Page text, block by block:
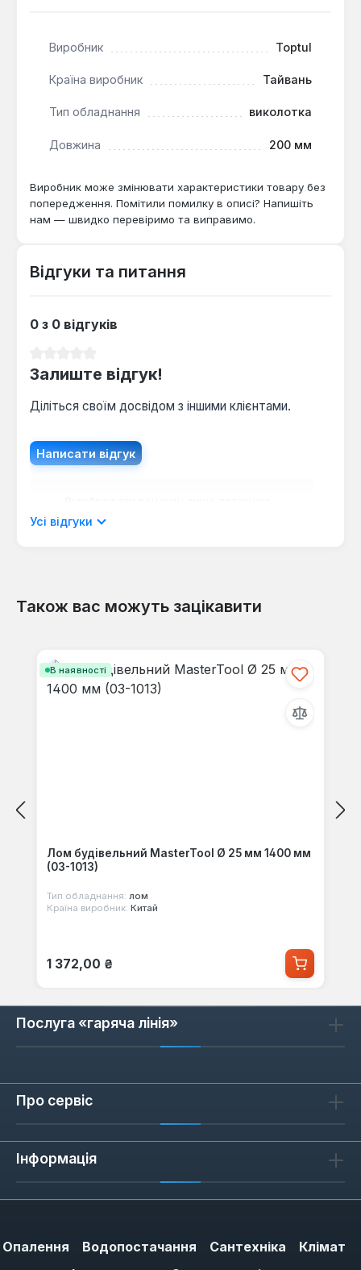
Виробник Toptul
Країна виробник Тайвань
Тип обладнання виколотка
Довжина 200 мм
Виробник може змінювати характеристики товару без
попередження. Помітили помилку в описі? Напишіть
нам — швидко перевіримо та виправимо.
Відгуки та питання
0 з 0 відгуків
Залиште відгук!
Діліться своїм досвідом з іншими клієнтами.
Написати відгук
мовою.
Відгуків не знайдено. Поділіться
Усі відгуки
Також вас можуть зацікавити
В наявності
Лом будівельний MasterTool Ø 25 мм 1400 мм
(03-1013)
Тип обладнання: лом
Країна виробник: Китай
Звичайна ціна:
1 372,00 ₴
Послуга «гаряча лінія»
Про сервіс
Інформація
Опалення Водопостачання Сантехніка
Клімат